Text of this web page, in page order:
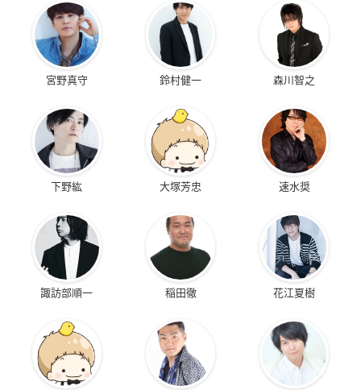
宮野真守 鈴村健一 森川智之
下野紘 大塚芳忠 速水奨
諏訪部順一 稲田徹 花江夏樹